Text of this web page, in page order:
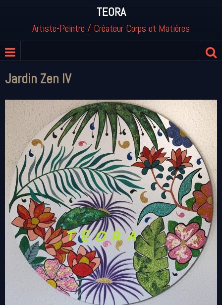
TEORA
Artiste-Peintre / Créateur Corps et Matières
Jardin Zen IV